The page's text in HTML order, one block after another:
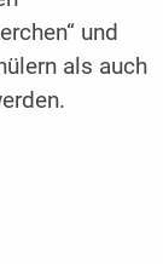
und
als auch